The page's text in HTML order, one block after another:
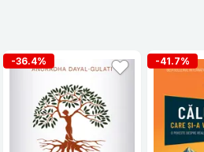
-36.4% -41.7%